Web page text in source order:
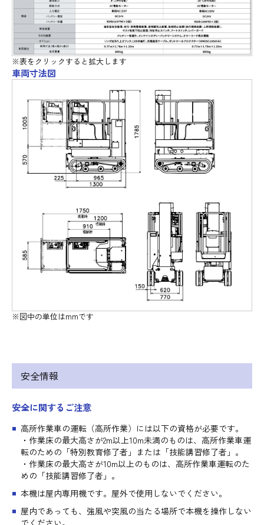
※表をクリックすると拡大します
車両寸法図
※図中の単位はmmです
安全情報
安全に関するご注意
高所作業車の運転（高所作業）には以下の資格が必要です。
・作業床の最大高さが2m以上10m未満のものは、高所作業車運
転のための「特別教育修了者」または「技能講習修了者」。
・作業床の最大高さが10m以上のものは、高所作業車運転のた
めの「技能講習修了者」。
本機は屋内専用機です。屋外で使用しないでください。
屋内であっても、強風や突風の当たる場所で本機を操作しない